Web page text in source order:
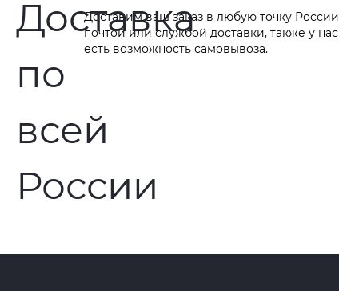
Доставим ваш заказ в любую точку России
почтой или службой доставки, также у нас
есть возможность самовывоза.